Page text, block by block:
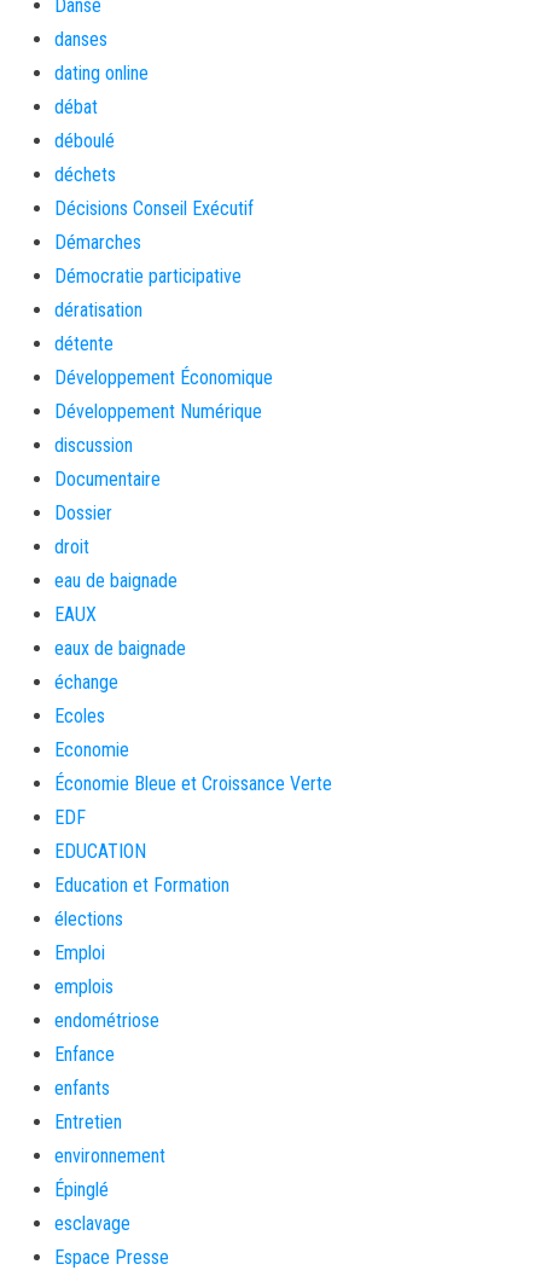
Danse
danses
dating online
débat
déboulé
déchets
Décisions Conseil Exécutif
Démarches
Démocratie participative
dératisation
détente
Développement Économique
Développement Numérique
discussion
Documentaire
Dossier
droit
eau de baignade
EAUX
eaux de baignade
échange
Ecoles
Economie
Économie Bleue et Croissance Verte
EDF
EDUCATION
Education et Formation
élections
Emploi
emplois
endométriose
Enfance
enfants
Entretien
environnement
Épinglé
esclavage
Espace Presse